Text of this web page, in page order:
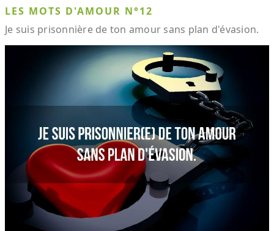
LES MOTS D'AMOUR N°12
Je suis prisonnière de ton amour sans plan d'évasion.